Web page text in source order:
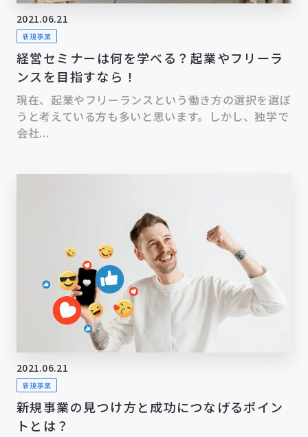
2021.06.21
新規事業
経営セミナーは何を学べる？起業やフリーラ
ンスを目指すなら！
現在、起業やフリーランスという働き方の選択を選ぼ
うと考えている方も多いと思います。しかし、独学で
会社...
2021.06.21
新規事業
新規事業の見つけ方と成功につなげるポイン
トとは？